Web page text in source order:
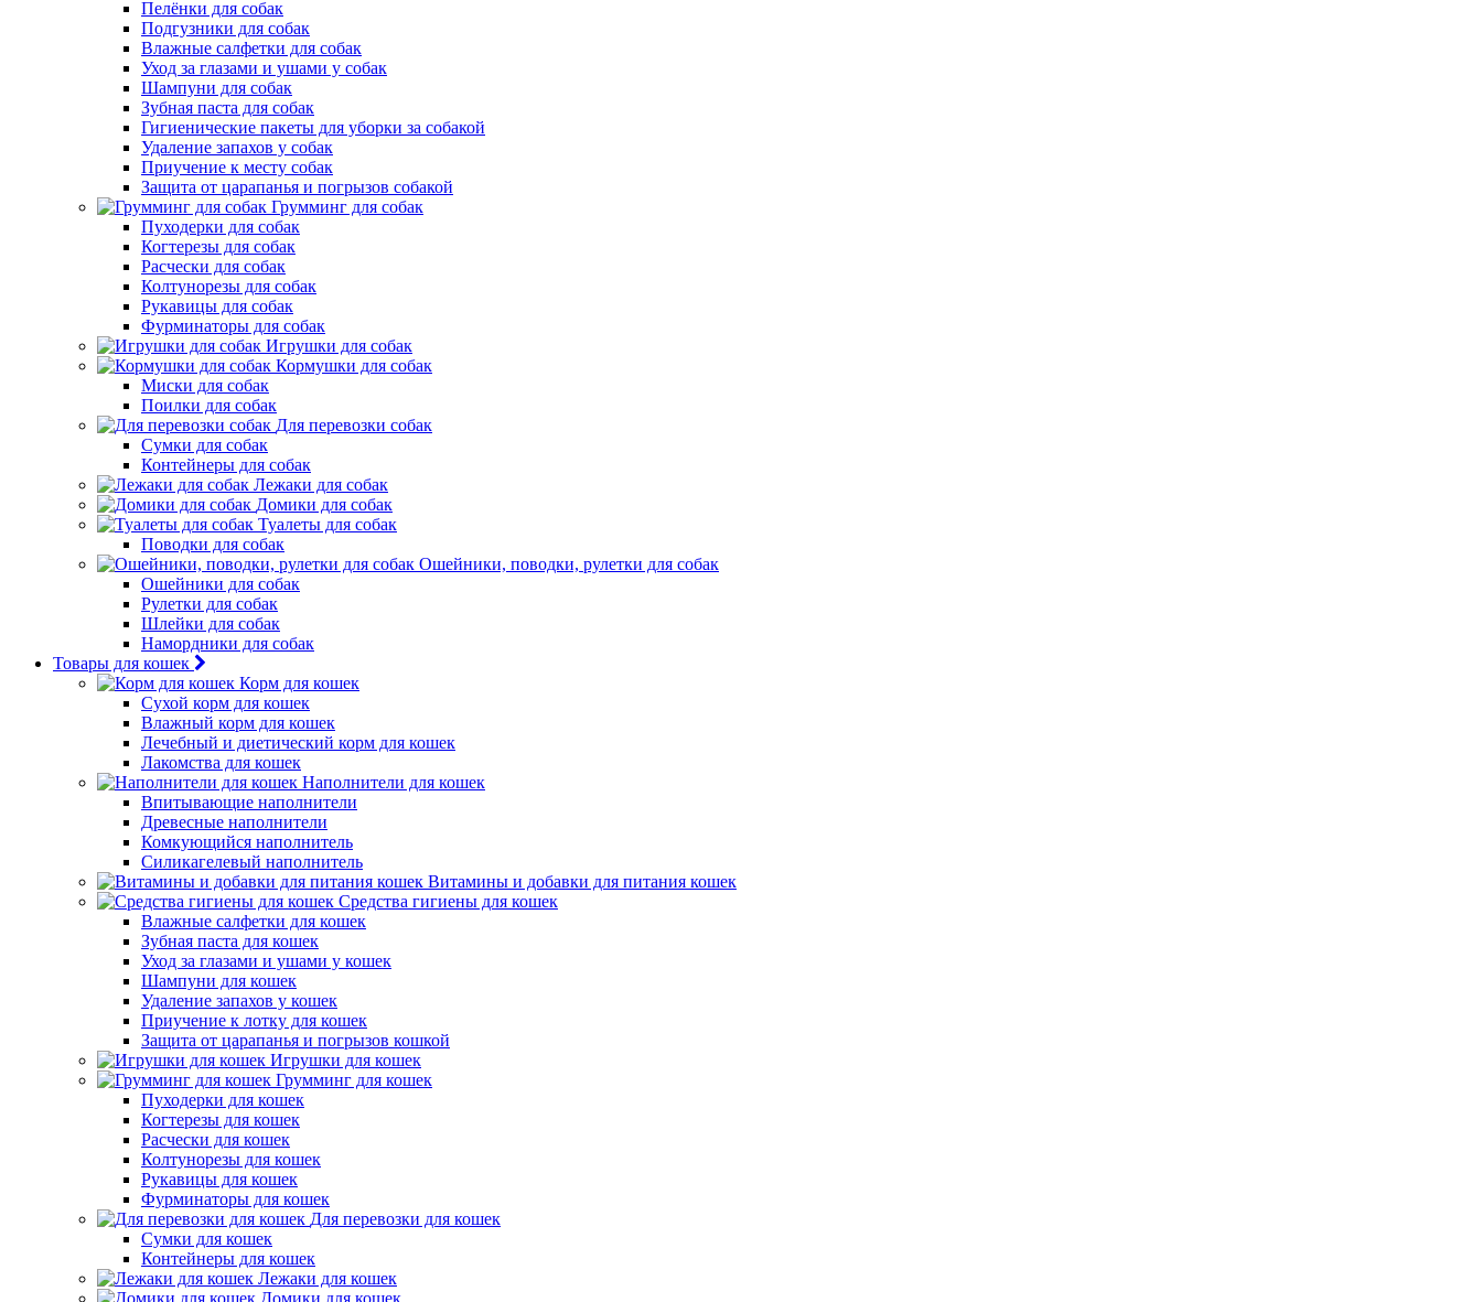
Пелёнки для собак
Подгузники для собак
Влажные салфетки для собак
Уход за глазами и ушами у собак
Шампуни для собак
Зубная паста для собак
Гигиенические пакеты для уборки за собакой
Удаление запахов у собак
Приучение к месту собак
Защита от царапанья и погрызов собакой
Грумминг для собак
Пуходерки для собак
Когтерезы для собак
Расчески для собак
Колтунорезы для собак
Рукавицы для собак
Фурминаторы для собак
Игрушки для собак
Кормушки для собак
Миски для собак
Поилки для собак
Для перевозки собак
Сумки для собак
Контейнеры для собак
Лежаки для собак
Домики для собак
Туалеты для собак
Поводки для собак
Ошейники, поводки, рулетки для собак
Ошейники для собак
Рулетки для собак
Шлейки для собак
Намордники для собак
Товары для кошек
Корм для кошек
Сухой корм для кошек
Влажный корм для кошек
Лечебный и диетический корм для кошек
Лакомства для кошек
Наполнители для кошек
Впитывающие наполнители
Древесные наполнители
Комкующийся наполнитель
Силикагелевый наполнитель
Витамины и добавки для питания кошек
Средства гигиены для кошек
Влажные салфетки для кошек
Зубная паста для кошек
Уход за глазами и ушами у кошек
Шампуни для кошек
Удаление запахов у кошек
Приучение к лотку для кошек
Защита от царапанья и погрызов кошкой
Игрушки для кошек
Грумминг для кошек
Пуходерки для кошек
Когтерезы для кошек
Расчески для кошек
Колтунорезы для кошек
Рукавицы для кошек
Фурминаторы для кошек
Для перевозки для кошек
Сумки для кошек
Контейнеры для кошек
Лежаки для кошек
Домики для кошек